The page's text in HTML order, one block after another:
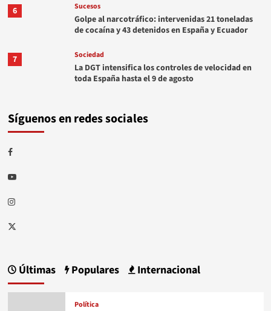
6
Sucesos
Golpe al narcotráfico: intervenidas 21 toneladas
de cocaína y 43 detenidos en España y Ecuador
7 Sociedad
La DGT intensifica los controles de velocidad en
toda España hasta el 9 de agosto
Síguenos en redes sociales
Facebook
Youtube
Instagram
Twitter
Últimas Populares Internacional
Política